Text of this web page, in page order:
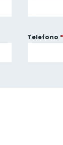
Telefono *